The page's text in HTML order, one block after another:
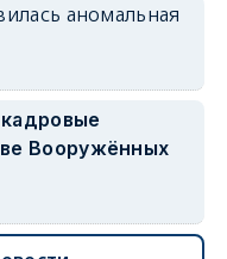
аномальная
Вооружённых